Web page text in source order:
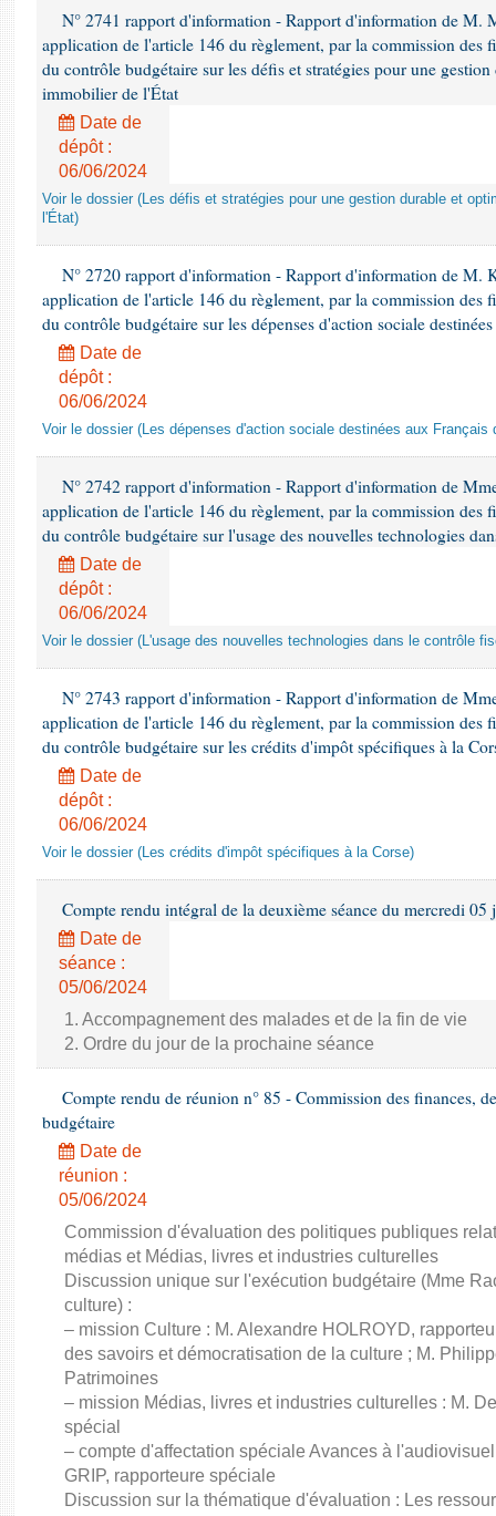
N° 2741 rapport d'information - Rapport d'information de M.
application de l'article 146 du règlement, par la commission des
du contrôle budgétaire sur les défis et stratégies pour une
immobilier de l'État
Date de
dépôt :
06/06/2024
Voir le dossier (Les défis et stratégies pour une gestion durable et
l'État)
N° 2720 rapport d'information - Rapport d'information de M.
application de l'article 146 du règlement, par la commission des
du contrôle budgétaire sur les dépenses d'action sociale
Date de
dépôt :
06/06/2024
Voir le dossier (Les dépenses d'action sociale destinées aux Français
N° 2742 rapport d'information - Rapport d'information de
application de l'article 146 du règlement, par la commission des
du contrôle budgétaire sur l'usage des nouvelles technologies
Date de
dépôt :
06/06/2024
Voir le dossier (L'usage des nouvelles technologies dans le contrôle
N° 2743 rapport d'information - Rapport d'information de
application de l'article 146 du règlement, par la commission des
du contrôle budgétaire sur les crédits d'impôt spécifiques à la
Date de
dépôt :
06/06/2024
Voir le dossier (Les crédits d'impôt spécifiques à la Corse)
Compte rendu intégral de la deuxième séance du mercredi 05
Date de
séance :
05/06/2024
1. Accompagnement des malades et de la fin de vie
2. Ordre du jour de la prochaine séance
Compte rendu de réunion n° 85 - Commission des finances,
budgétaire
Date de
réunion :
05/06/2024
Commission d'évaluation des politiques publiques
médias et Médias, livres et industries culturelles
Discussion unique sur l'exécution budgétaire (Mme
culture) :
– mission Culture : M. Alexandre HOLROYD,
des savoirs et démocratisation de la culture ; M.
Patrimoines
– mission Médias, livres et industries culturelles : M.
spécial
– compte d'affectation spéciale Avances à
GRIP, rapporteure spéciale
Discussion sur la thématique d'évaluation : Les